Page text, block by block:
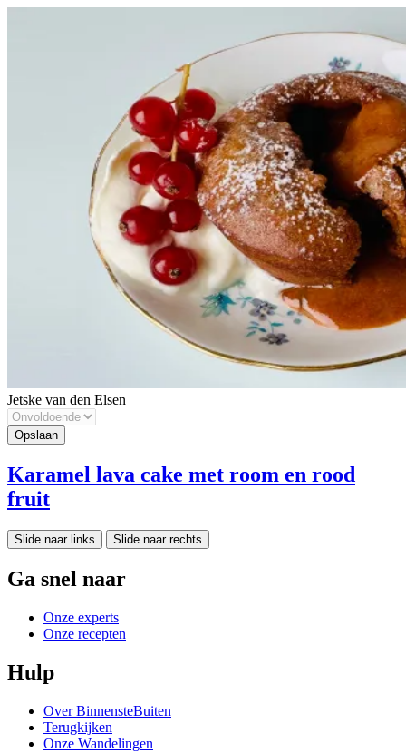
Jetske van den Elsen
Karamel lava cake met room en rood
fruit
Slide naar links Slide naar rechts
Ga snel naar
Onze experts
Onze recepten
Hulp
Over BinnensteBuiten
Terugkijken
Onze Wandelingen